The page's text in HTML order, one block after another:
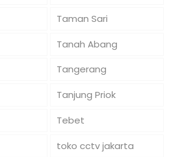
Taman Sari
Tanah Abang
Tangerang
Tanjung Priok
Tebet
toko cctv jakarta